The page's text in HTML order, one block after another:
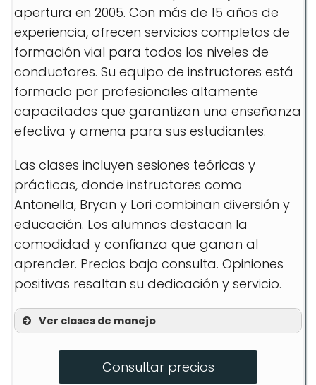
apertura en 2005. Con más de 15 años de
experiencia, ofrecen servicios completos de
formación vial para todos los niveles de
conductores. Su equipo de instructores está
formado por profesionales altamente
capacitados que garantizan una enseñanza
efectiva y amena para sus estudiantes.
Las clases incluyen sesiones teóricas y
prácticas, donde instructores como
Antonella, Bryan y Lori combinan diversión y
educación. Los alumnos destacan la
comodidad y confianza que ganan al
aprender. Precios bajo consulta. Opiniones
positivas resaltan su dedicación y servicio.
Ver clases de manejo
Clases Avanzadas de Manejo
Consultar precios